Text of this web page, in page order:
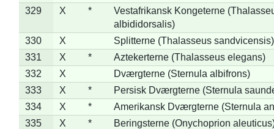
329
X *
Vestafrikansk Kongeterne
albididorsalis)
330
X
Splitterne (Thalasseus sandvicensis)
331
X *
Aztekerterne (Thalasseus elegans)
332
X
Dværgterne (Sternula albifrons)
333
X *
Persisk Dværgterne (Sternula
334
X *
Amerikansk Dværgterne (Sternula
335
X *
Beringsterne (Onychoprion